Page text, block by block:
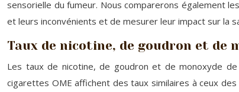
sensorielle du fumeur. Nous comparerons également
et leurs inconvénients et de mesurer leur impact sur la
Taux de nicotine, de goudron et de
Les taux de nicotine, de goudron et de monoxyde de
cigarettes OME affichent des taux similaires à ceux